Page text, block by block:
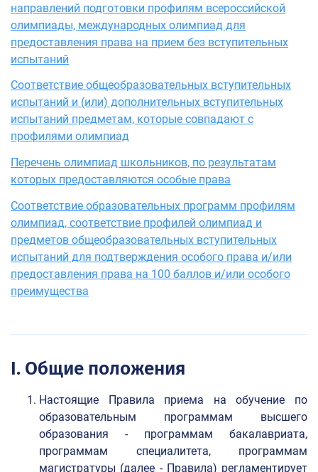
направлений подготовки профилям всероссийской
олимпиады, международных олимпиад для
предоставления права на прием без вступительных
испытаний
Соответствие общеобразовательных вступительных
испытаний и (или) дополнительных вступительных
испытаний предметам, которые совпадают с
профилями олимпиад
Перечень олимпиад школьников, по результатам
которых предоставляются особые права
Соответствие образовательных программ профилям
олимпиад, соответствие профилей олимпиад и
предметов общеобразовательных вступительных
испытаний для подтверждения особого права и/или
предоставления права на 100 баллов и/или особого
преимущества
I. Общие положения
Настоящие Правила приема на обучение по
образовательным программам высшего
образования - программам бакалавриата,
программам специалитета, программам
магистратуры (далее - Правила) регламентирует